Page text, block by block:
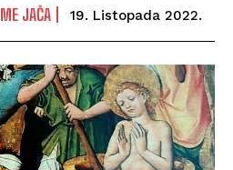
JAČA 19. Listopada 2022.